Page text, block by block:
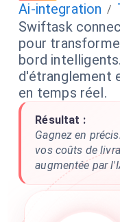
Ai-integration /
Swiftask
pour
bord
d'étranglement
en temps réel.
Résultat :
Gagnez en
vos coûts de
augmentée par